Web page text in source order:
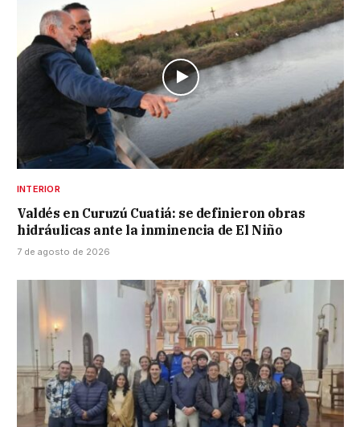
INTERIOR
Valdés en Curuzú Cuatiá: se definieron obras
hidráulicas ante la inminencia de El Niño
7 de agosto de 2026